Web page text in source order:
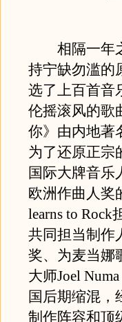
相隔一年之
持宁缺勿滥的
选了上百首音
伦摇滚风的歌
你》由内地著
为了还原正宗
国际大牌音乐
欧洲作曲人奖
learns to Rock
共同担当制作
奖、为麦当娜
大师Joel
国后期缩混，
制作阵容和顶